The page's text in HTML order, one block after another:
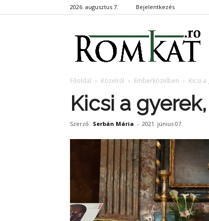
2026. augusztus 7. Bejelentkezés
Főoldal Közelről Emberközelben Kicsi
Kicsi a
Szerző: Serbán Mária - 2021. június 07.